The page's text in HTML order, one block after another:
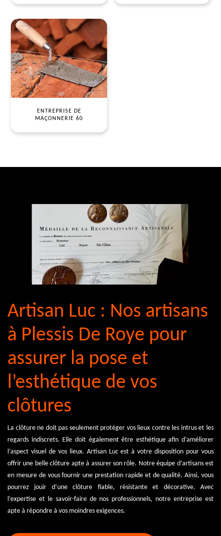
ENTREPRISE DE
MAÇONNERIE 60
Artisan Luc : Nos artisans
à Plessis De Roye pour
assurer la pose et
l’esthétique de vos
clôtures
La clôture ne doit pas seulement protéger vos lieux contre les intrus et les
regards indiscrets. Elle doit également être esthétique afin d’améliorer
l’aspect visuel de vos lieux. Artisan Luc est à votre disposition pour vous
offrir une belle clôture apte à assurer son rôle. Notre équipe d’artisans est
en mesure de vous fournir une prestation rapide et de qualité. Ainsi, vous
pourrez jouir d’une clôture fiable, résistante et décorative. Avec
l’expertise et le savoir-faire de nos professionnels, notre entreprise est
apte à répondre à vos moindres exigences.